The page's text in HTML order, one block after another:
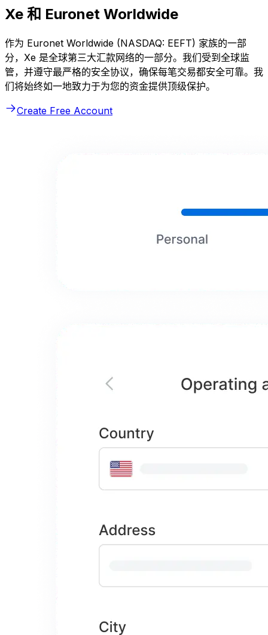
Xe 和 Euronet Worldwide
作为 Euronet Worldwide (NASDAQ: EEFT) 家族的一部
分，Xe 是全球第三大汇款网络的一部分。我们受到全球监
管，并遵守最严格的安全协议，确保每笔交易都安全可靠。我
们将始终如一地致力于为您的资金提供顶级保护。
Create Free Account